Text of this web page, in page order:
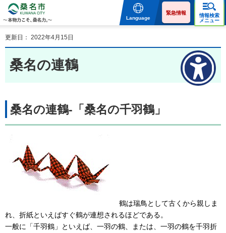
物力こそ、桑名力。
Language
緊急情報
情報検索
メニュー
更新日： 2022年4月15日
桑名の連鶴
桑名の連鶴-「桑名の千羽鶴」
鶴は瑞鳥として古くから親しま
れ、折紙といえばすぐ鶴が連想されるほどである。
一般に「千羽鶴」といえば、一羽の鶴、または、一羽の鶴を千羽折